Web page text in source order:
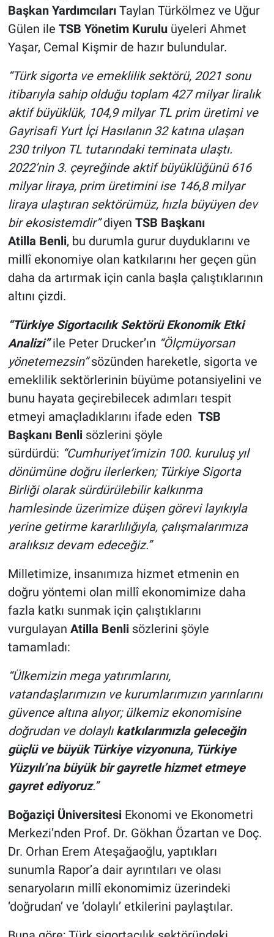
Başkan Yardımcıları Taylan Türkölmez ve Uğur
Gülen ile TSB Yönetim Kuruluüyeleri Ahmet
Yaşar, Cemal Kişmir de hazır bulundular.
“Türk sigorta ve emeklilik sektörü, 2021 sonu
itibarıyla sahip olduğu toplam 427 milyar liralık
aktif büyüklük, 104,9 milyar TL prim üretimi ve
Gayrisafi Yurt İçi Hasılanın 32 katına ulaşan
230 trilyon TL tutarındaki teminata ulaştı.
2022’nin 3. çeyreğinde aktif büyüklüğünü 616
milyar liraya, prim üretimini ise 146,8 milyar
liraya ulaştıran sektörümüz, hızla büyüyen dev
bir ekosistemdir”diyen TSB Başkanı
Atilla Benli, bu durumla gurur duyduklarını ve
millî ekonomiye olan katkılarını her geçen gün
daha da artırmak için canla başla çalıştıklarının
altını çizdi.
“Türkiye Sigortacılık Sektörü Ekonomik Etki
Analizi”ile Peter Drucker’ın “Ölçmüyorsan
yönetemezsin”sözünden hareketle, sigorta ve
emeklilik sektörlerinin büyüme potansiyelini ve
bunu hayata geçirebilecek adımları tespit
etmeyi amaçladıklarını ifade eden TSB
Başkanı Benlisözlerini şöyle
sürdürdü: “Cumhuriyet’imizin 100. kuruluş yıl
dönümüne doğru ilerlerken; Türkiye Sigorta
Birliği olarak sürdürülebilir kalkınma
hamlesinde üzerimize düşen görevi layıkıyla
yerine getirme kararlılığıyla, çalışmalarımıza
aralıksız devam edeceğiz.”
Milletimize, insanımıza hizmet etmenin en
doğru yöntemi olan millî ekonomimize daha
fazla katkı sunmak için çalıştıklarını
vurgulayan Atilla Benlisözlerini şöyle
tamamladı:
“Ülkemizin mega yatırımlarını,
vatandaşlarımızın ve kurumlarımızın yarınlarını
güvence altına alıyor; ülkemiz ekonomisine
doğrudan ve dolaylı katkılarımızla geleceğin
güçlü ve büyük Türkiye vizyonuna, Türkiye
Yüzyılı’na büyük bir gayretle hizmet etmeye
gayret ediyoruz.”
Boğaziçi ÜniversitesiEkonomi ve Ekonometri
Merkezi’nden Prof. Dr. Gökhan Özartan ve Doç.
Dr. Orhan Erem Ateşağaoğlu, yaptıkları
sunumla Rapor’a dair ayrıntıları ve olası
senaryoların millî ekonomimiz üzerindeki
‘doğrudan’ ve ‘dolaylı’ etkilerini paylaştılar.